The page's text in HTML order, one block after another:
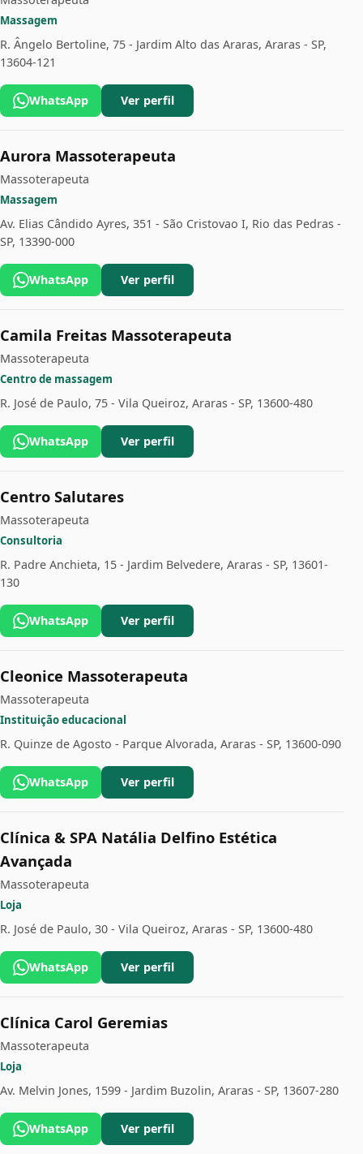
Massagem
R. Ângelo Bertoline, 75 - Jardim Alto das Araras, Araras - SP,
13604-121
WhatsApp Ver perfil
Aurora Massoterapeuta
Massoterapeuta
Massagem
Av. Elias Cândido Ayres, 351 - São Cristovao I, Rio das Pedras -
SP, 13390-000
WhatsApp Ver perfil
Camila Freitas Massoterapeuta
Massoterapeuta
Centro de massagem
R. José de Paulo, 75 - Vila Queiroz, Araras - SP, 13600-480
WhatsApp Ver perfil
Centro Salutares
Massoterapeuta
Consultoria
R. Padre Anchieta, 15 - Jardim Belvedere, Araras - SP, 13601-
130
WhatsApp Ver perfil
Cleonice Massoterapeuta
Massoterapeuta
Instituição educacional
R. Quinze de Agosto - Parque Alvorada, Araras - SP, 13600-090
WhatsApp Ver perfil
Clínica & SPA Natália Delfino Estética
Avançada
Massoterapeuta
Loja
R. José de Paulo, 30 - Vila Queiroz, Araras - SP, 13600-480
WhatsApp Ver perfil
Clínica Carol Geremias
Massoterapeuta
Loja
Av. Melvin Jones, 1599 - Jardim Buzolin, Araras - SP, 13607-280
WhatsApp Ver perfil